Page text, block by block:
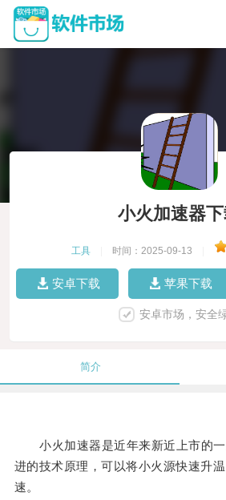
小火加速器
工具 时间：2025-09-13
安卓下载 苹果下载
安卓市场，安全
简介
小火加速器是近年来新近上市的一
进的技术原理，可以将小火源快速升
速。